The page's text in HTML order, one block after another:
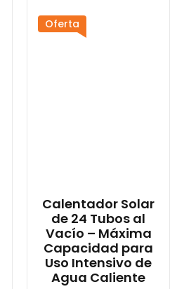
Oferta
Calentador Solar
de 24 Tubos al
Vacío – Máxima
Capacidad para
Uso Intensivo de
Agua Caliente